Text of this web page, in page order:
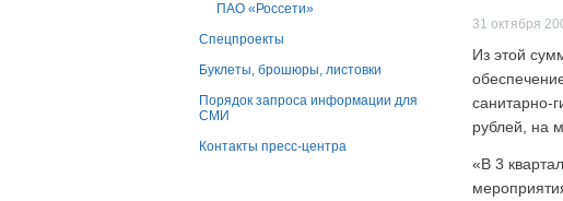
ПАО «Россети»
Спецпроекты
Буклеты, брошюры, листовки
Порядок запроса информации для
СМИ
Контакты пресс-центра
31 октября
Из этой
санитарно-
рублей, на
«В 3